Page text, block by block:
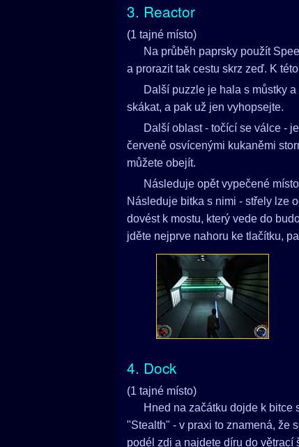
3. Reactor
(1 tajné místo)
Na průběh paprsky použít
a prorazit tak cestu skrz zeď. K
Další puzzle je hala s můstky
skákat, a pak už jen vyhopsejte.
Další oblast - točící se válce -
červeně osvícenými kukaněmi
můžete obejít.
Následuje opět vypečené
Následuje bitka s nimi - střely lze
dovést k mostu, který vede do
jděte nejprve nahoru ke tlačítku,
4. Dock
(1 tajné místo)
Hned na začátku dojde k bitce
"Stealth" - v praxi to znamená, že
podél zdi a najdete díru do větrací